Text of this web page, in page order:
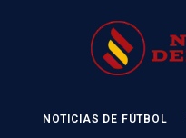
NOTICIAS DE FÚTBOL